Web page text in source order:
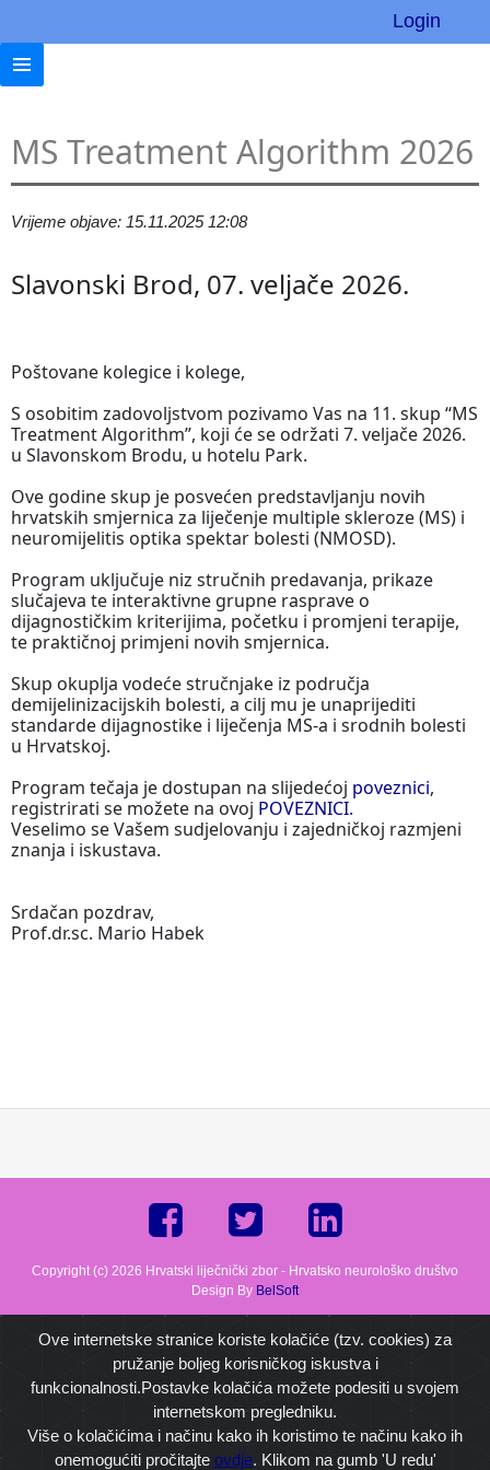
Ove internetske stranice koriste kolačiće (tzv. cookies) za
pružanje boljeg korisničkog iskustva i
funkcionalnosti.Postavke kolačića možete podesiti u svojem
internetskom pregledniku.
Više o kolačićima i načinu kako ih koristimo te načinu kako ih
onemogućiti pročitajte ovdje. Klikom na gumb 'U redu'
Login
MS Treatment Algorithm 2026
Vrijeme objave: 15.11.2025 12:08
Slavonski Brod, 07. veljače 2026.
Poštovane kolegice i kolege,
S osobitim zadovoljstvom pozivamo Vas na 11. skup “MS
Treatment Algorithm”, koji će se održati 7. veljače 2026.
u Slavonskom Brodu, u hotelu Park.
Ove godine skup je posvećen predstavljanju novih
hrvatskih smjernica za liječenje multiple skleroze (MS) i
neuromijelitis optika spektar bolesti (NMOSD).
Program uključuje niz stručnih predavanja, prikaze
slučajeva te interaktivne grupne rasprave o
dijagnostičkim kriterijima, početku i promjeni terapije,
te praktičnoj primjeni novih smjernica.
Skup okuplja vodeće stručnjake iz područja
demijelinizacijskih bolesti, a cilj mu je unaprijediti
standarde dijagnostike i liječenja MS-a i srodnih bolesti
u Hrvatskoj.
Program tečaja je dostupan na slijedećoj poveznici,
registrirati se možete na ovoj POVEZNICI.
Veselimo se Vašem sudjelovanju i zajedničkoj razmjeni
znanja i iskustava.
Srdačan pozdrav,
Prof.dr.sc. Mario Habek
Copyright (c) 2026 Hrvatski liječnički zbor - Hrvatsko neurološko društvo
Design By BelSoft